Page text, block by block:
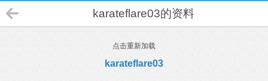
karateflare03的资料
点击重新加载
karateflare03